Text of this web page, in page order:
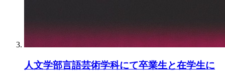
人文学部言語芸術学科にて卒業生と在学生に